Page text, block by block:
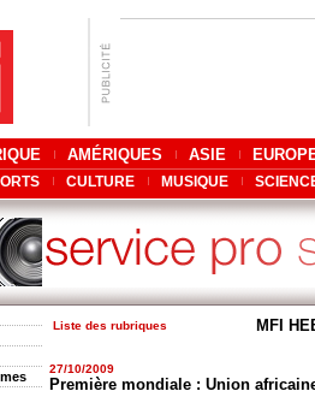
AMÉRIQUES ASIE
CULTURE MUSIQUE
Liste des rubriques MFI
27/10/2009
Première mondiale : Union